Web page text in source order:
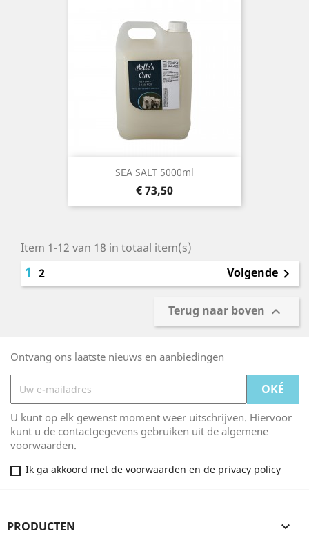
SEA SALT 5000ml
Prijs
€ 73,50
Item 1-12 van 18 in totaal item(s)
1 2 Volgende 
Terug naar boven 
Ontvang ons laatste nieuws en aanbiedingen
U kunt op elk gewenst moment weer uitschrijven. Hiervoor
kunt u de contactgegevens gebruiken uit de algemene
voorwaarden.
Ik ga akkoord met de voorwaarden en de privacy policy
PRODUCTEN 